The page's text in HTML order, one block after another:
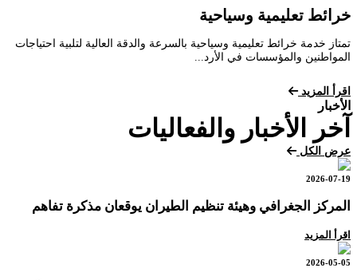
خرائط تعليمية وسياحية
تمتاز خدمة خرائط تعليمية وسياحية بالسرعة والدقة العالية لتلبية احتياجات
المواطنين والمؤسسات في الأرد...
اقرأ المزيد
الأخبار
آخر الأخبار والفعاليات
عرض الكل
2026-07-19
المركز الجغرافي وهيئة تنظيم الطيران يوقعان مذكرة تفاهم
اقرأ المزيد
2026-05-05